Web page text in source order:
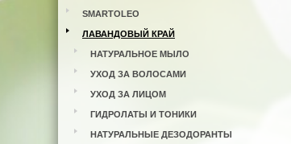
SMARTOLEO
ЛАВАНДОВЫЙ КРАЙ
НАТУРАЛЬНОЕ МЫЛО
УХОД ЗА ВОЛОСАМИ
УХОД ЗА ЛИЦОМ
ГИДРОЛАТЫ И ТОНИКИ
НАТУРАЛЬНЫЕ ДЕЗОДОРАНТЫ